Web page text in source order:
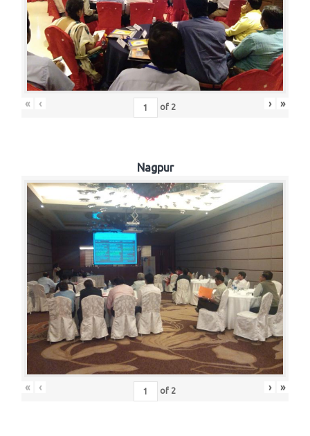
« ‹ of 2 › »
Nagpur
« ‹ of 2 › »